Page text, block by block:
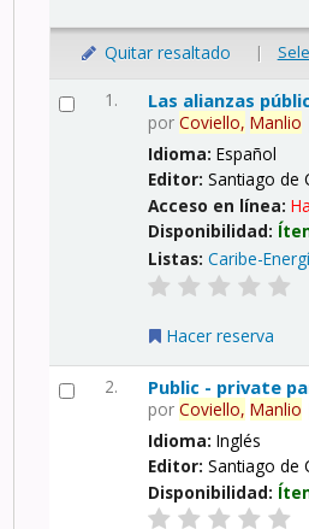
Quitar resaltado |
1. Las alianzas
porCoviello, Manlio
Idioma:Español
Editor:Santiago de
Acceso en línea:
Disponibilidad:
Listas: Caribe-
Hacer reserva
2. Public - private
porCoviello, Manlio
Idioma:Inglés
Editor:Santiago de
Disponibilidad: